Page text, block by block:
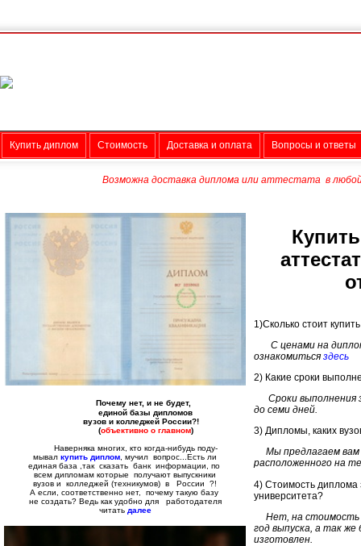
Купить диплом Стоимость Доставка и оплата Вопросы и ответы
Возможна доставка диплома или аттестата в
Почему нет, и не будет,
единой базы дипломов
вузов и колледжей России?!
(объективно о главном)
Наверняка многих, кто когда-нибудь поду-
мывал купить диплом , мучил вопрос...Есть ли
единая база ,так сказать банк информации, по
всем дипломам которые получают выпускники
вузов и колледжей (техникумов) в России ?!
А если, соответственно нет, почему такую базу
не создать? Ведь как удобно для работодателя
читать далее
1)Сколько стоит
С ценами на
ознакомиться здесь
2) Какие сроки
Сроки выполнения
до семи дней.
3) Дипломы, каких
Мы предлагаем вам
расположенного на
4) Стоимость диплома
университета?
Нет, на стоимость
год выпуска, а так
изготовлен.